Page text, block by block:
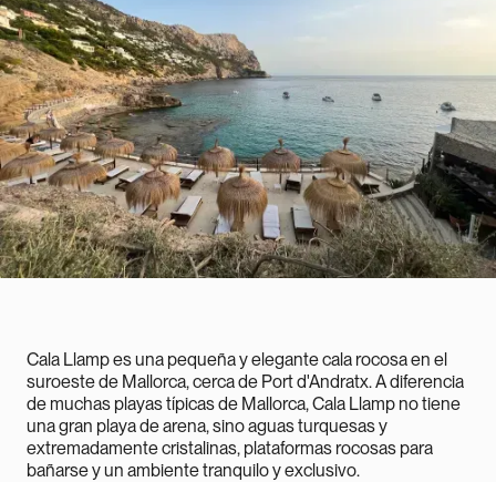
Cala Llamp es una pequeña y elegante cala rocosa en el
suroeste de Mallorca, cerca de Port d'Andratx. A diferencia
de muchas playas típicas de Mallorca, Cala Llamp no tiene
una gran playa de arena, sino aguas turquesas y
extremadamente cristalinas, plataformas rocosas para
bañarse y un ambiente tranquilo y exclusivo.